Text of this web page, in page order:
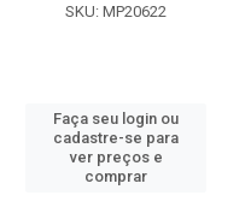
SKU: MP20622
Faça seu login ou
cadastre-se para
ver preços e
comprar